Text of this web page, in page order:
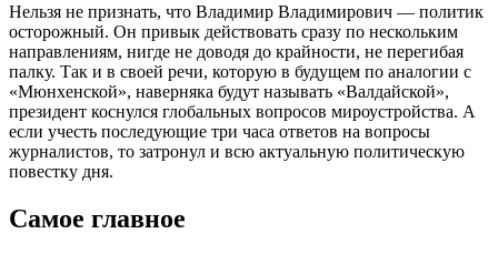
Нельзя не признать, что Владимир Владимирович — политик
осторожный. Он привык действовать сразу по нескольким
направлениям, нигде не доводя до крайности, не перегибая
палку. Так и в своей речи, которую в будущем по аналогии с
«Мюнхенской», наверняка будут называть «Валдайской»,
президент коснулся глобальных вопросов мироустройства. А
если учесть последующие три часа ответов на вопросы
журналистов, то затронул и всю актуальную политическую
повестку дня.
Самое главное